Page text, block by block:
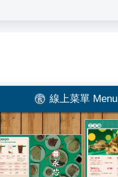
線上菜單 Menu